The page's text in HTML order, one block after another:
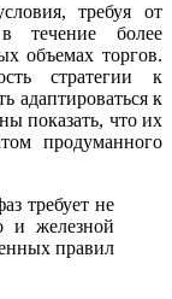
требуя от
течение более
объемах торгов.
стратегии к
адаптироваться к
показать, что их
продуманного
требует не
и железной
правил